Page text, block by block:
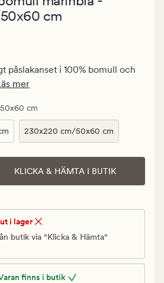
cm
påslakanset i 100% bomull och
mer
cm
230x220 cm/50x60 cm
KLICKA & HÄMTA I BUTIK
i lager
butik via "Klicka & Hämta"
finns i butik